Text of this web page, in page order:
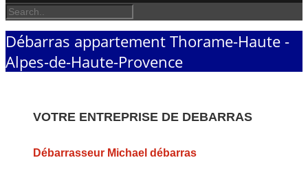
Débarras appartement Thorame-Haute -
Alpes-de-Haute-Provence
VOTRE ENTREPRISE DE DEBARRAS
Débarrasseur Michael débarras